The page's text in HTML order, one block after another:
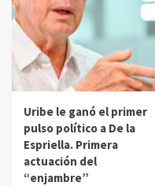
Uribe le ganó el primer
pulso político a De la
Espriella. Primera
actuación del
“enjambre”